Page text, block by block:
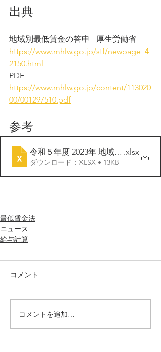
出典
地域別最低賃金の答申 - 厚生労働省
https://www.mhlw.go.jp/stf/newpage_4
2150.html
PDF
https://www.mhlw.go.jp/content/113020
00/001297510.pdf
参考
令和５年度 2023年 地域別最低賃金
.xlsx
ダウンロード：XLSX • 13KB
最低賃金法
ニュース
給与計算
コメント
コメントを追加…